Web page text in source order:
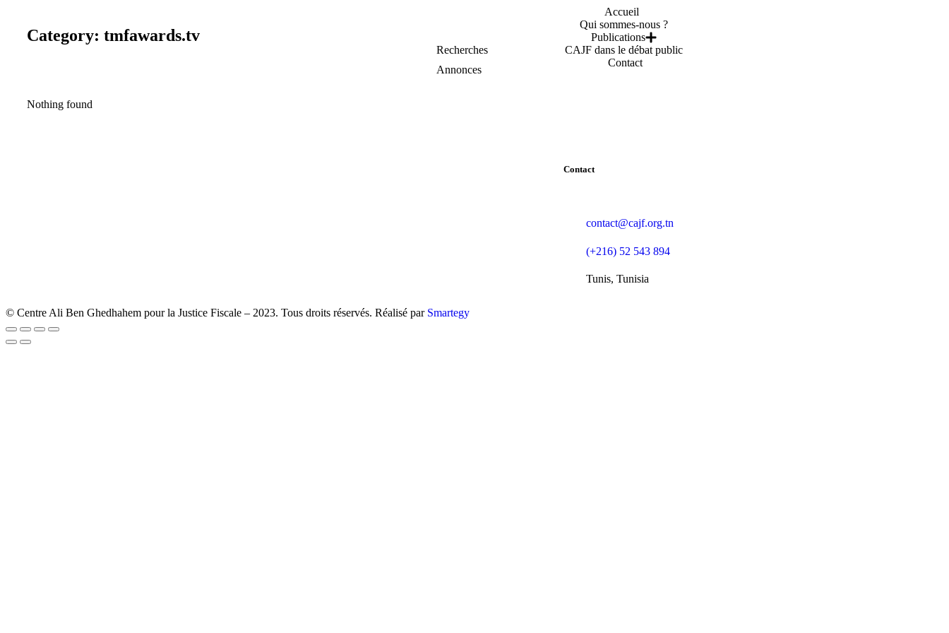
Accueil
Qui sommes-nous ?
Publications
Recherches
Annonces
CAJF dans le débat public
Contact
Category: tmfawards.tv
Nothing found
Contact
contact@cajf.org.tn
(+216) 52 543 894
Tunis, Tunisia
© Centre Ali Ben Ghedhahem pour la Justice Fiscale – 2023. Tous droits réservés. Réalisé parSmartegy